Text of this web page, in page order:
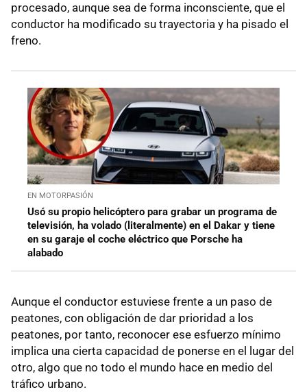
procesado, aunque sea de forma inconsciente, que el
conductor ha modificado su trayectoria y ha pisado el
freno.
EN MOTORPASIÓN
Usó su propio helicóptero para grabar un programa de
televisión, ha volado (literalmente) en el Dakar y tiene
en su garaje el coche eléctrico que Porsche ha
alabado
Aunque el conductor estuviese frente a un paso de
peatones, con obligación de dar prioridad a los
peatones, por tanto, reconocer ese esfuerzo mínimo
implica una cierta capacidad de ponerse en el lugar del
otro, algo que no todo el mundo hace en medio del
tráfico urbano.